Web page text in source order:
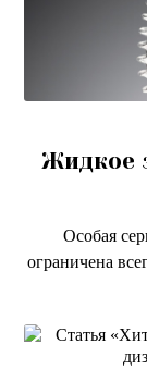
Жидкое
Особая
ограничена